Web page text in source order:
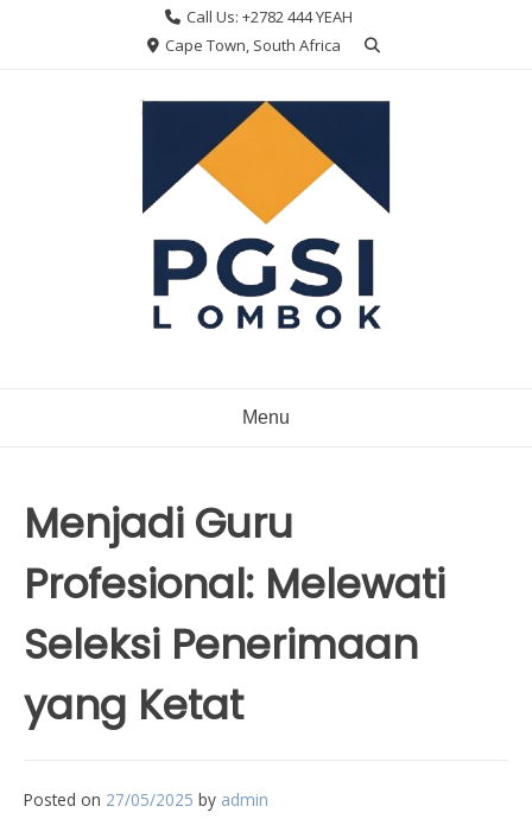
Call Us: +2782 444 YEAH
Cape Town, South Africa
Menu
Menjadi Guru
Profesional: Melewati
Seleksi Penerimaan
yang Ketat
Posted on 27/05/2025 by admin